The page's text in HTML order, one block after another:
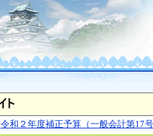
令和２年度補正予算（一般会計第17